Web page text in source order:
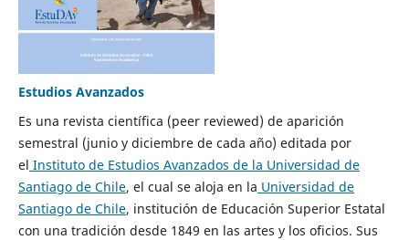
Estudios Avanzados
Es una revista científica (peer reviewed) de aparición
semestral (junio y diciembre de cada año) editada por
el Instituto de Estudios Avanzados de la Universidad de
Santiago de Chile, el cual se aloja en la Universidad de
Santiago de Chile, institución de Educación Superior Estatal
con una tradición desde 1849 en las artes y los oficios. Sus